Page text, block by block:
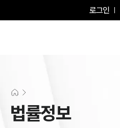
로그인
법률정보